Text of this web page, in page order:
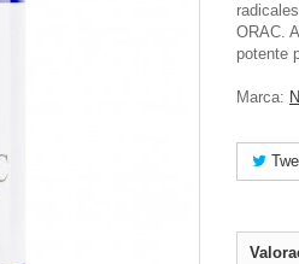
ORAC.
potente
Marca: